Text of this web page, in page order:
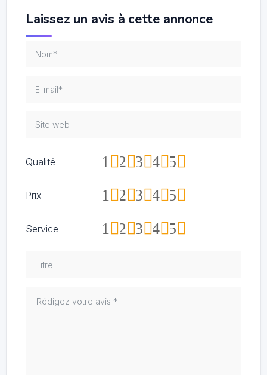
Laissez un avis à cette annonce
Qualité 5
4
3
2
1
Prix 5
4
3
2
1
Service 5
4
3
2
1